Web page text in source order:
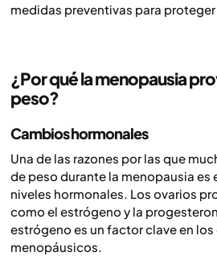
medidas preventivas para
¿Por qué la menopausia
peso?
Cambios hormonales
Una de las razones por las que
de peso durante la menopausia es
niveles hormonales. Los ovarios
como el estrógeno y la
estrógeno es un factor clave en
menopáusicos.